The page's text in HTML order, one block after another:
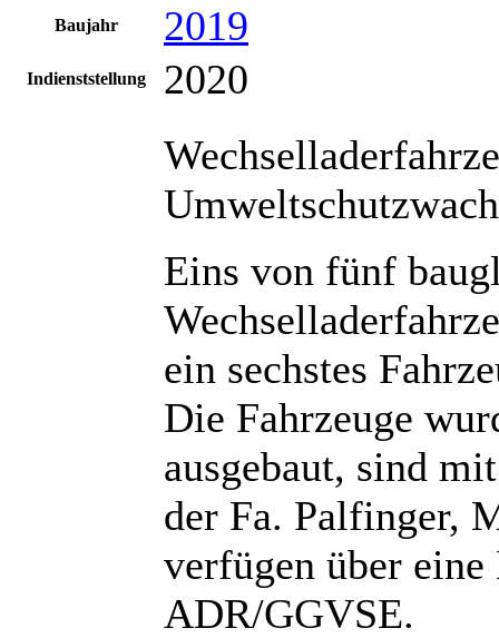
Baujahr 2019
Indienststellung 2020
Eins von fünf
ein sechstes
Die Fahrzeuge
ausgebaut, sind
der Fa. Palfinger,
verfügen über
ADR/GGVSE.